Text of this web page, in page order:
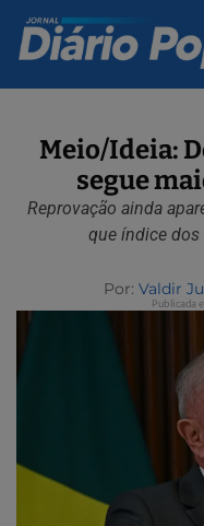
Meio/Ideia:
segue
Reprovação ainda
que índice dos
Por: Valdir
Publicada